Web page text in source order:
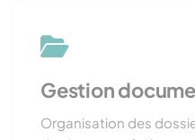
Gestion
Organisation des